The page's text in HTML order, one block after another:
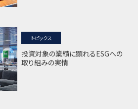
トピックス
投資対象の業績に顕れるESGへの
取り組みの実情